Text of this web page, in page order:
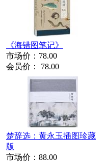
《海错图笔记》
市场价： 78.00
会员价： 78.00
楚辞选：黄永玉插图珍藏
版
市场价： 88.00